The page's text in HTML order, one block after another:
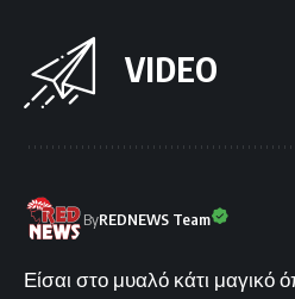
VIDEO
ByREDNEWS Team
Είσαι στο μυαλό κάτι